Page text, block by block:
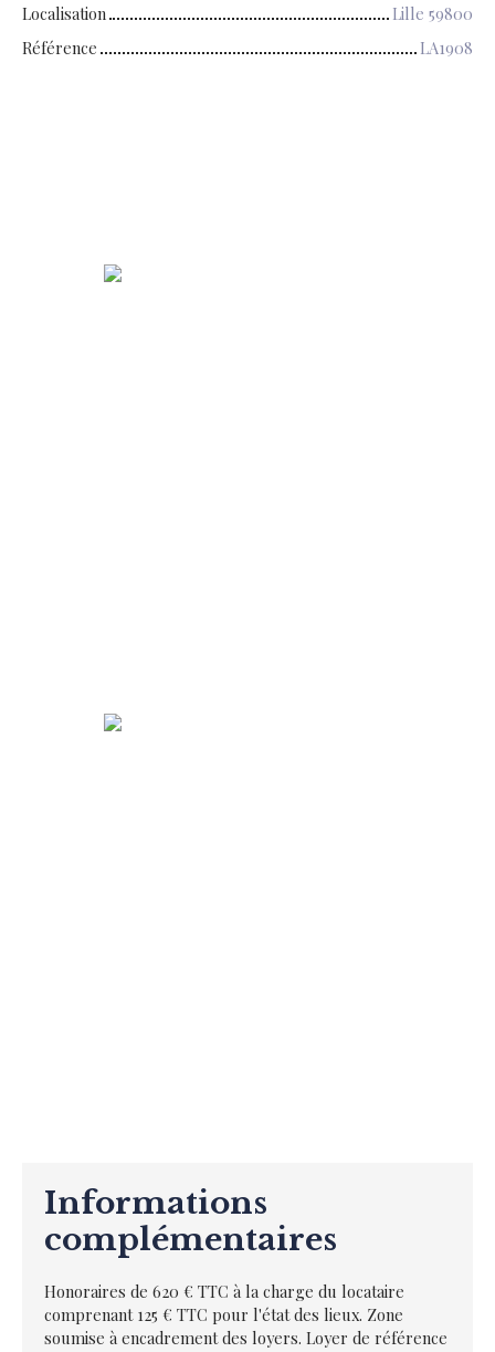
Localisation
Lille 59800
Référence
LA1908
Informations
complémentaires
Honoraires de 620 € TTC à la charge du locataire
comprenant 125 € TTC pour l'état des lieux. Zone
soumise à encadrement des loyers. Loyer de référence